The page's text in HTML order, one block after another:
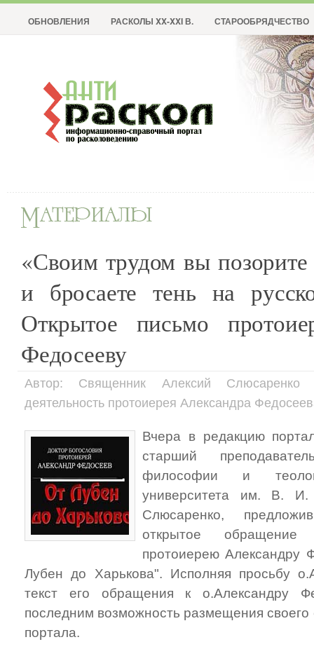
ОБНОВЛЕНИЯ РАСКОЛЫ XX-XXI В. СТАРООБРЯДЧЕСТВО
«Своим трудом вы позорите
и бросаете тень на
Открытое письмо
Федосееву
Автор: Священник Алексий Слюсаренко
деятельность протоиерея Александра
Вчера в редакцию
старший
философии и
университета им. В. И.
Слюсаренко,
открытое
протоиерею Александру
Лубен до Харькова". Исполняя просьбу
текст его обращения к о.Александру
последним возможность размещения своего
портала.